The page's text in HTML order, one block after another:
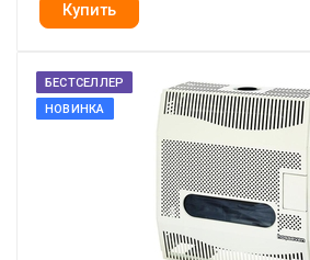
БЕСТСЕЛЛЕР
НОВИНКА